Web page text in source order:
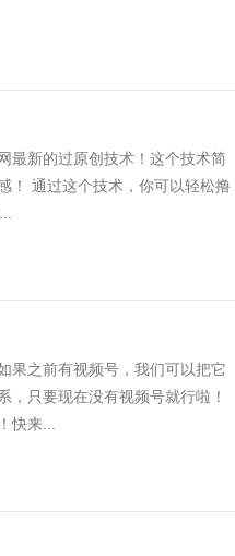
最新的过原创技术！这个技术简
！ 通过这个技术，你可以轻松撸
果之前有视频号，我们可以把它
，只要现在没有视频号就行啦！
快来...